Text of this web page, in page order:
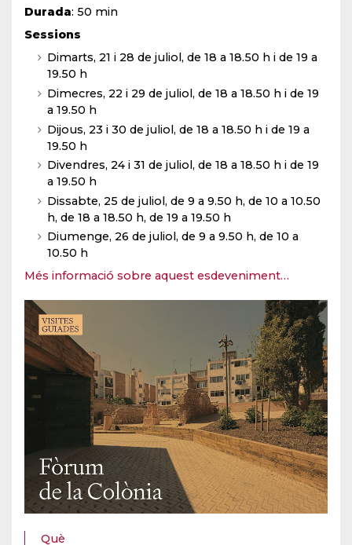
Durada: 50 min
Sessions
Dimarts, 21 i 28 de juliol, de 18 a 18.50 h i de 19 a
19.50 h
Dimecres, 22 i 29 de juliol, de 18 a 18.50 h i de 19
a 19.50 h
Dijous, 23 i 30 de juliol, de 18 a 18.50 h i de 19 a
19.50 h
Divendres, 24 i 31 de juliol, de 18 a 18.50 h i de 19
a 19.50 h
Dissabte, 25 de juliol, de 9 a 9.50 h, de 10 a 10.50
h, de 18 a 18.50 h, de 19 a 19.50 h
Diumenge, 26 de juliol, de 9 a 9.50 h, de 10 a
10.50 h
Més informació sobre aquest esdeveniment…
Què